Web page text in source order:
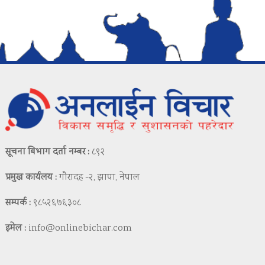
सूचना बिभाग दर्ता नम्बर : ८९२
प्रमुख कार्यलय :गौरादह -२, झापा, नेपाल
सम्पर्क : ९८५२६७६३०८
इमेल : info@onlinebichar.com